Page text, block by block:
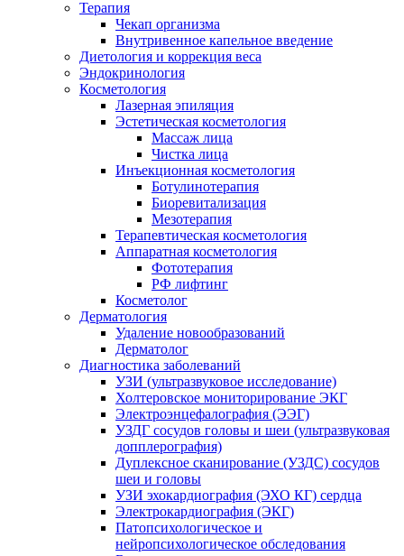
Терапия
Чекап организма
Внутривенное капельное введение
Диетология и коррекция веса
Эндокринология
Косметология
Лазерная эпиляция
Эстетическая косметология
Массаж лица
Чистка лица
Инъекционная косметология
Ботулинотерапия
Биоревитализация
Мезотерапия
Терапевтическая косметология
Аппаратная косметология
Фототерапия
РФ лифтинг
Косметолог
Дерматология
Удаление новообразований
Дерматолог
Диагностика заболеваний
УЗИ (ультразвуковое исследование)
Холтеровское мониторирование ЭКГ
Электроэнцефалография (ЭЭГ)
УЗДГ сосудов головы и шеи (ультразвуковая
допплерография)
Дуплексное сканирование (УЗДС) сосудов
шеи и головы
УЗИ эхокардиография (ЭХО КГ) сердца
Электрокардиография (ЭКГ)
Патопсихологическое и
нейропсихологическое обследования